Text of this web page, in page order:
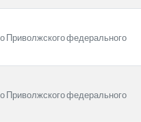
Приволжского федерального
Приволжского федерального